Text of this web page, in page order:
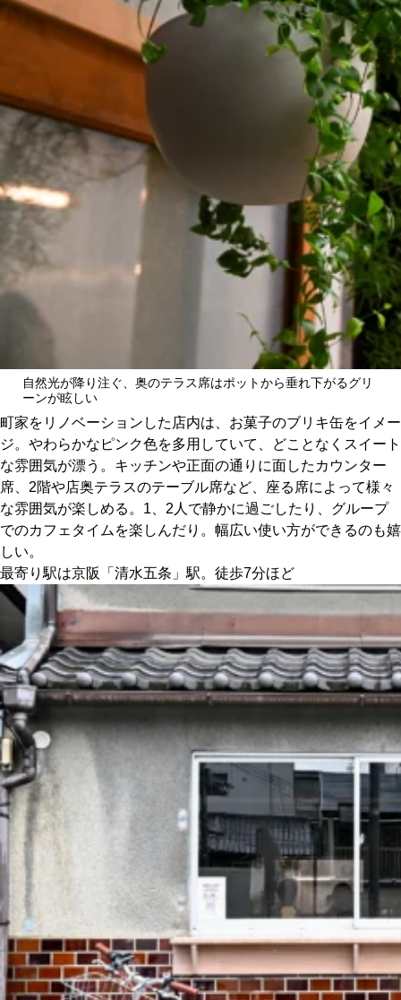
自然光が降り注ぐ、奥のテラス席はポットから垂れ下がるグリ
ーンが眩しい
町家をリノベーションした店内は、お菓子のブリキ缶をイメー
ジ。やわらかなピンク色を多用していて、どことなくスイート
な雰囲気が漂う。キッチンや正面の通りに面したカウンター
席、2階や店奥テラスのテーブル席など、座る席によって様々
な雰囲気が楽しめる。1、2人で静かに過ごしたり、グループ
でのカフェタイムを楽しんだり。幅広い使い方ができるのも嬉
しい。
最寄り駅は京阪「清水五条」駅。徒歩7分ほど